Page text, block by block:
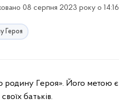
08 серпня 2023 року о 14:16
Героя
батьків.